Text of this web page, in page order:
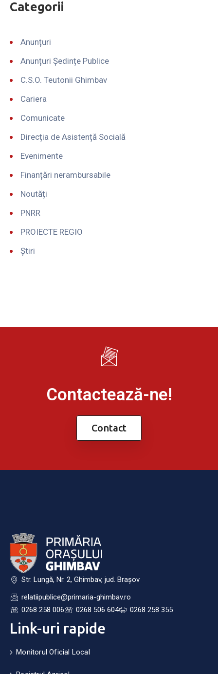
Categorii
Anunțuri
Anunțuri Ședințe Publice
C.S.O. Teutonii Ghimbav
Cariera
Comunicate
Direcția de Asistență Socială
Evenimente
Finanțări nerambursabile
Noutăți
PNRR
PROIECTE REGIO
Știri
Contactează-ne!
Contact
Str. Lungă, Nr. 2, Ghimbav, jud. Brașov
relatiipublice@primaria-ghimbav.ro
0268 258 006
0268 506 604 0268 258 355
Link-uri rapide
Monitorul Oficial Local